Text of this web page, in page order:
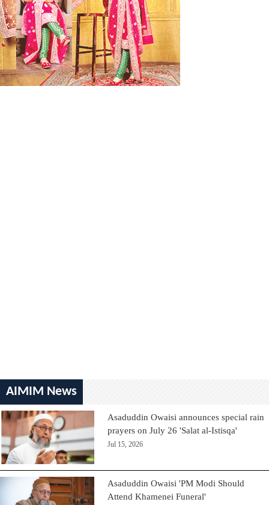
AIMIM News
Asaduddin Owaisi announces special rain
prayers on July 26 'Salat al-Istisqa'
Jul 15, 2026
Asaduddin Owaisi 'PM Modi Should
Attend Khamenei Funeral'